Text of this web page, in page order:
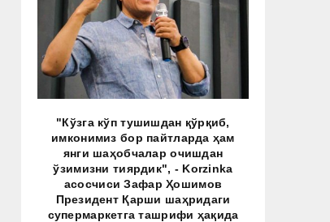
"Кўзга кўп тушишдан қўрқиб,
имконимиз бор пайтларда ҳам
янги шаҳобчалар очишдан
ўзимизни тиярдик", - Korzinka
асосчиси Зафар Ҳошимов
Президент Қарши шаҳридаги
супермаркетга ташрифи ҳақида